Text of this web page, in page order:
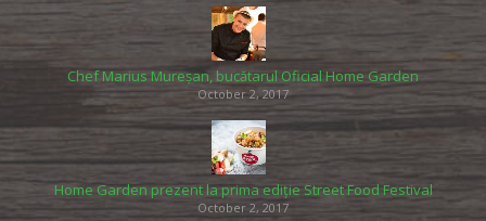
Chef Marius Mureșan, bucătarul Oficial Home Garden
October 2, 2017
Home Garden prezent la prima ediție Street Food Festival
October 2, 2017